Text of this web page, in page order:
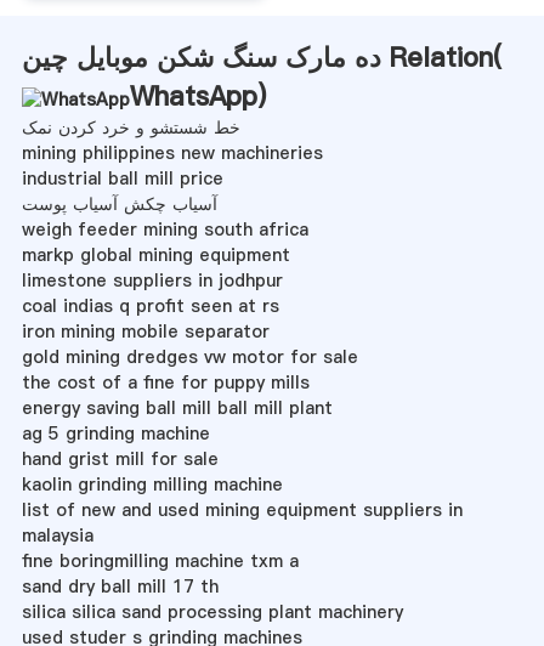
ده مارک سنگ شکن موبایل چین Relation(
WhatsApp)
خط شستشو و خرد کردن نمک
mining philippines new machineries
industrial ball mill price
آسیاب چکش آسیاب پوست
weigh feeder mining south africa
markp global mining equipment
limestone suppliers in jodhpur
coal indias q profit seen at rs
iron mining mobile separator
gold mining dredges vw motor for sale
the cost of a fine for puppy mills
energy saving ball mill ball mill plant
ag 5 grinding machine
hand grist mill for sale
kaolin grinding milling machine
list of new and used mining equipment suppliers in
malaysia
fine boringmilling machine txm a
sand dry ball mill 17 th
silica silica sand processing plant machinery
used studer s grinding machines